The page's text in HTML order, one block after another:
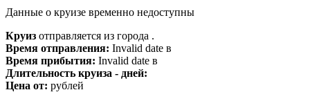
Данные о круизе временно недоступны
Круиз отправляется из города .
Время отправления: Invalid date в
Время прибытия: Invalid date в
Длительность круиза - дней:
Цена от: рублей